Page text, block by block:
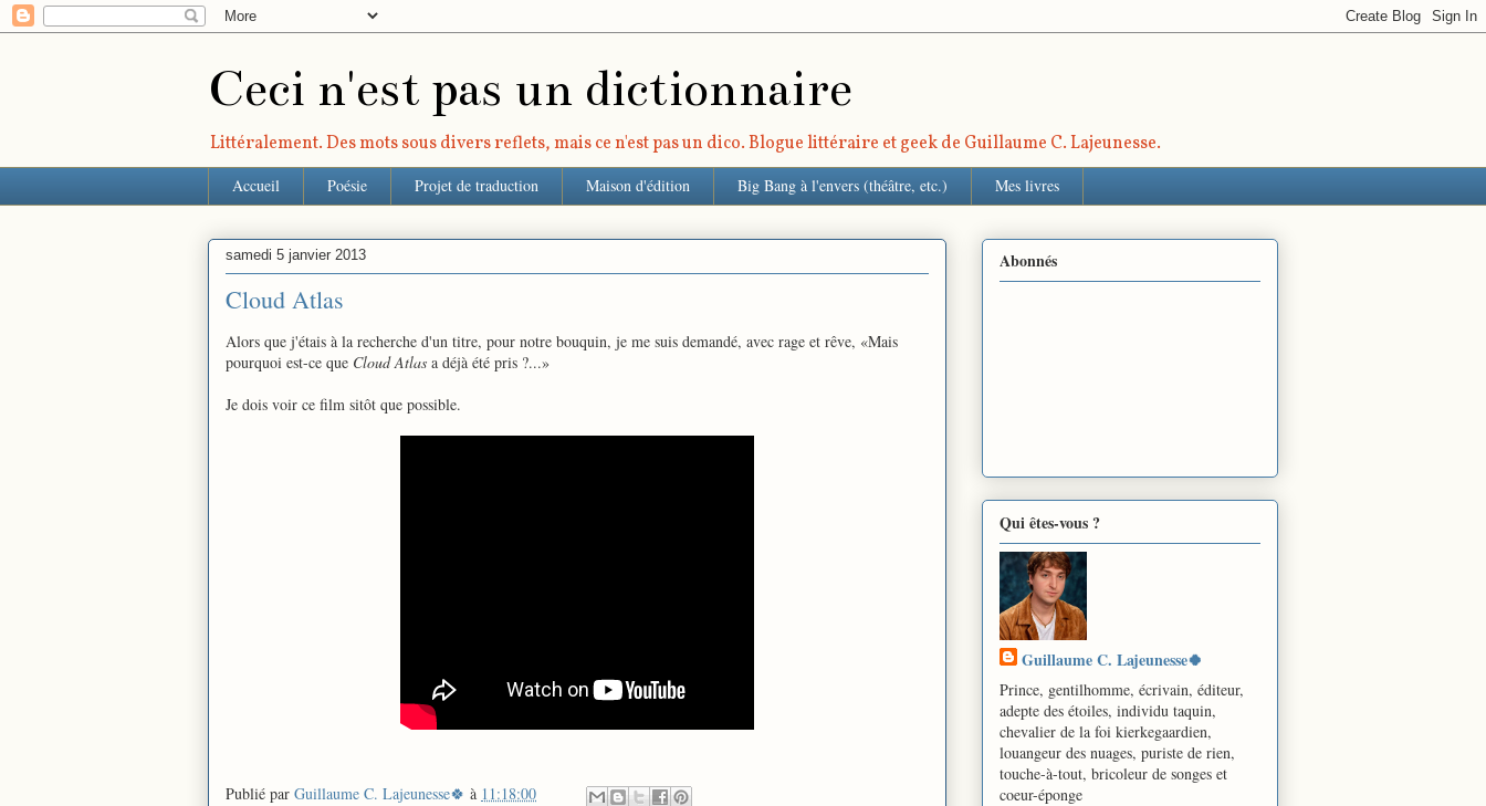
Ceci n'est pas un dictionnaire
Littéralement. Des mots sous divers reflets, mais ce n'est pas un dico. Blogue littéraire et geek de Guillaume C. Lajeunesse.
Accueil Poésie Projet de traduction Maison d'édition Big Bang à l'envers (théâtre, etc.) Mes livres
samedi 5 janvier 2013
Cloud Atlas
Alors que j'étais à la recherche d'un titre, pour notre bouquin, je me suis demandé, avec rage et rêve, «Mais
pourquoi est-ce que Cloud Atlas a déjà été pris ?...»
Je dois voir ce film sitôt que possible.
Publié par Guillaume C. Lajeunesse🍀 à 11:18:00
Abonnés
Qui êtes-vous ?
Guillaume C. Lajeunesse🍀
Prince, gentilhomme, écrivain, éditeur,
adepte des étoiles, individu taquin,
chevalier de la foi kierkegaardien,
louangeur des nuages, puriste de rien,
touche-à-tout, bricoleur de songes et
coeur-éponge